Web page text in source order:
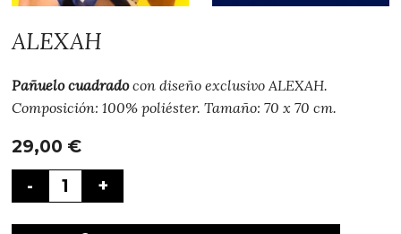
ALEXAH
Pañuelo cuadradocon diseño exclusivo ALEXAH.
Composición: 100% poliéster. Tamaño: 70 x 70 cm.
29,00 €
-
+